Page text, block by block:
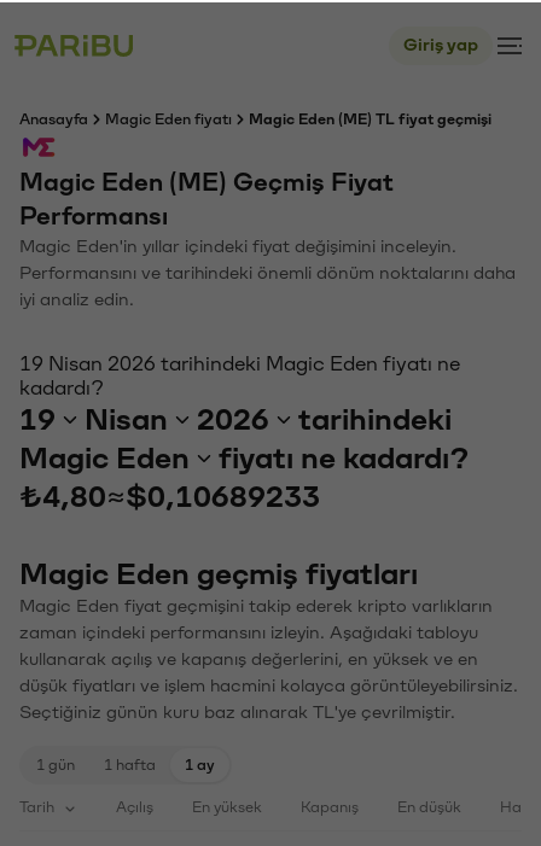
Giriş yap
Anasayfa Magic Eden fiyatı Magic Eden (ME) TL fiyat geçmişi
Magic Eden (ME) Geçmiş Fiyat
Performansı
Magic Eden'in yıllar içindeki fiyat değişimini inceleyin.
Performansını ve tarihindeki önemli dönüm noktalarını daha
iyi analiz edin.
19 Nisan 2026 tarihindeki Magic Eden fiyatı ne
kadardı?
19 Nisan 2026
tarihindeki
Magic Eden
fiyatı ne kadardı?
₺4,80≈$0,10689233
Magic Eden geçmiş fiyatları
Magic Eden fiyat geçmişini takip ederek kripto varlıkların
zaman içindeki performansını izleyin. Aşağıdaki tabloyu
kullanarak açılış ve kapanış değerlerini, en yüksek ve en
düşük fiyatları ve işlem hacmini kolayca görüntüleyebilirsiniz.
Seçtiğiniz günün kuru baz alınarak TL'ye çevrilmiştir.
1 gün 1 hafta 1 ay
Tarih Açılış En yüksek Kapanış En düşük